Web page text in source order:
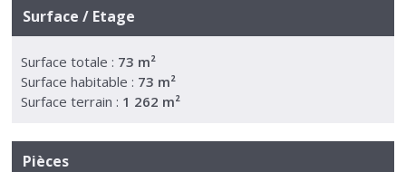
Surface / Etage
Surface totale : 73 m²
Surface habitable : 73 m²
Surface terrain : 1 262 m²
Pièces